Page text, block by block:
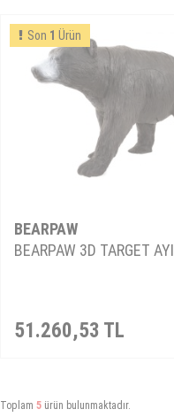
Son 1 Ürün
BEARPAW
BEARPAW 3D TARGET AYI
51.260,53 TL
Toplam 5 ürün bulunmaktadır.